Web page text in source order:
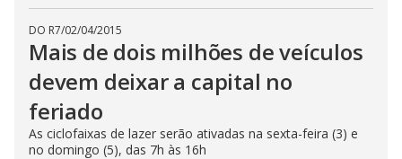
DO R7/02/04/2015
Mais de dois milhões de veículos
devem deixar a capital no
feriado
As ciclofaixas de lazer serão ativadas na sexta-feira (3) e
no domingo (5), das 7h às 16h